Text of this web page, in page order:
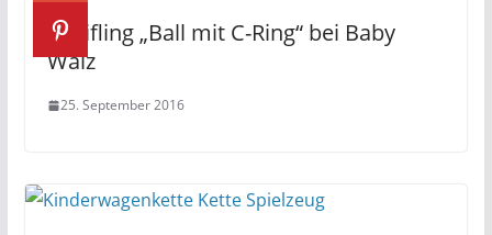
Greifling „Ball mit C-Ring“ bei Baby
Walz
25. September 2016